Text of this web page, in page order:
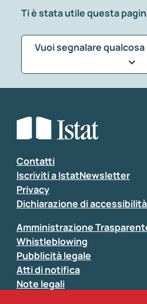
Ti è stata utile questa
Vuoi segnalare
Seleziona la tipologia
Inserisci il tuo commento
Contatti
Iscriviti a IstatNewsletter
Privacy
Dichiarazione di accessibilità
Amministrazione
Whistleblowing
Pubblicità legale
Atti di notifica
Note legali